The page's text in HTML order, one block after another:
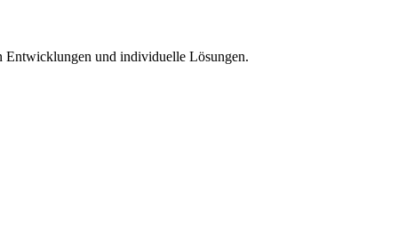
Entwicklungen und individuelle Lösungen.